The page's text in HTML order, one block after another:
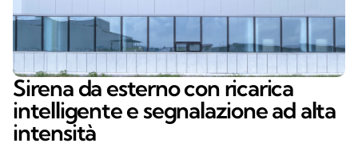
Sirena da esterno con ricarica
intelligente e segnalazione ad alta
intensità